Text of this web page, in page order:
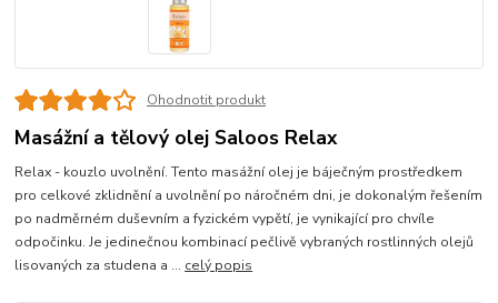
Ohodnotit produkt
Masážní a tělový olej Saloos Relax
Relax - kouzlo uvolnění. Tento masážní olej je báječným prostředkem
pro celkové zklidnění a uvolnění po náročném dni, je dokonalým řešením
po nadměrném duševním a fyzickém vypětí, je vynikající pro chvíle
odpočinku. Je jedinečnou kombinací pečlivě vybraných rostlinných olejů
lisovaných za studena a ... celý popis